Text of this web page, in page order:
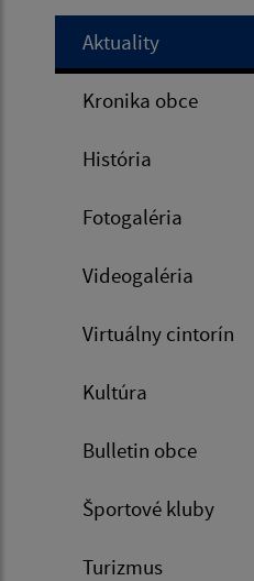
Aktuality
Kronika obce
História
Fotogaléria
Videogaléria
Virtuálny cintorín
Kultúra
Bulletin obce
Športové kluby
Turizmus